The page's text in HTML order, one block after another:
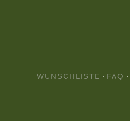
WUNSCHLISTE · FAQ ·